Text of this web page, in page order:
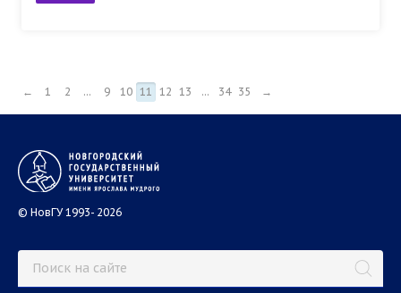
← 1 2 ... 9 10 11 12 13 ... 34 35 →
© НовГУ 1993- 2026